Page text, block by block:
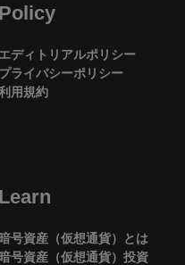
Policy
エディトリアルポリシー
プライバシーポリシー
用規約
Learn
号資産（仮想通貨）とは
号資産（仮想通貨）投資